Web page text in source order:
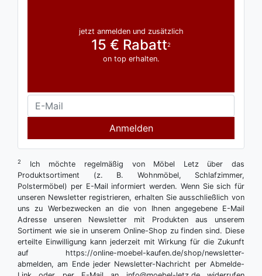
jetzt anmelden und zusätzlich
15 € Rabatt2
on top erhalten.
Anmelden
2
Ich möchte regelmäßig von Möbel Letz über das
Produktsortiment (z. B. Wohnmöbel, Schlafzimmer,
Polstermöbel) per E-Mail informiert werden. Wenn Sie sich für
unseren Newsletter registrieren, erhalten Sie ausschließlich von
uns zu Werbezwecken an die von Ihnen angegebene E-Mail
Adresse unseren Newsletter mit Produkten aus unserem
Sortiment wie sie in unserem Online-Shop zu finden sind. Diese
erteilte Einwilligung kann jederzeit mit Wirkung für die Zukunft
auf https://online-moebel-kaufen.de/shop/newsletter-
abmelden, am Ende jeder Newsletter-Nachricht per Abmelde-